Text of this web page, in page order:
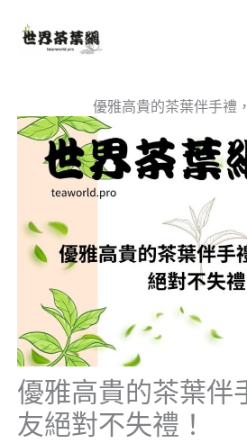
優雅高貴的茶葉伴手禮
優雅高貴的茶葉伴
友絕對不失禮！